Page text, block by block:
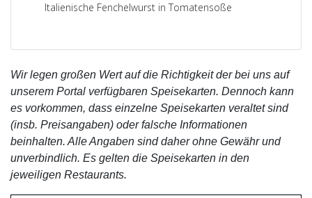
Italienische Fenchelwurst in Tomatensoße
Wir legen großen Wert auf die Richtigkeit der bei uns auf
unserem Portal verfügbaren Speisekarten. Dennoch kann
es vorkommen, dass einzelne Speisekarten veraltet sind
(insb. Preisangaben) oder falsche Informationen
beinhalten. Alle Angaben sind daher ohne Gewähr und
unverbindlich. Es gelten die Speisekarten in den
jeweiligen Restaurants.